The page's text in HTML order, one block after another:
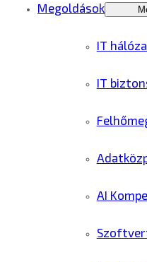
Megoldások
IT
IT
AI